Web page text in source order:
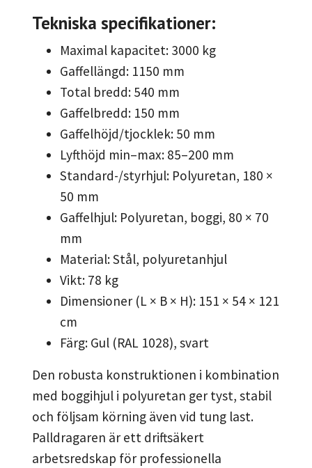
Tekniska specifikationer:
Maximal kapacitet: 3000 kg
Gaffellängd: 1150 mm
Total bredd: 540 mm
Gaffelbredd: 150 mm
Gaffelhöjd/tjocklek: 50 mm
Lyfthöjd min–max: 85–200 mm
Standard-/styrhjul: Polyuretan, 180 ×
50 mm
Gaffelhjul: Polyuretan, boggi, 80 × 70
mm
Material: Stål, polyuretanhjul
Vikt: 78 kg
Dimensioner (L × B × H): 151 × 54 × 121
cm
Färg: Gul (RAL 1028), svart
Den robusta konstruktionen i kombination
med boggihjul i polyuretan ger tyst, stabil
och följsam körning även vid tung last.
Palldragaren är ett driftsäkert
arbetsredskap för professionella